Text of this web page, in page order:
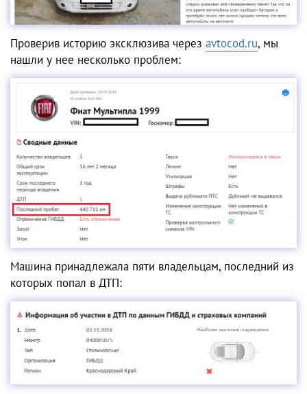
Проверив историю эксклюзива через avtocod.ru, мы
нашли у нее несколько проблем:
Машина принадлежала пяти владельцам, последний из
которых попал в ДТП: